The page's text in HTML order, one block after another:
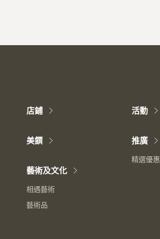
店鋪
美饌
藝術及文化
相遇藝術
藝術品
活動
推廣
精選優惠